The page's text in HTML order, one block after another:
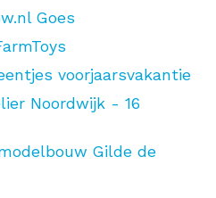
Goes
voorjaarsvakantie
Noordwijk - 16
Gilde de